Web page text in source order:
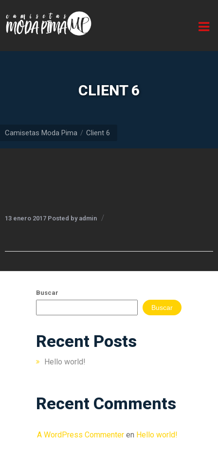
CLIENT 6
Camisetas Moda Pima Client 6
13 enero 2017 Posted by admin
Buscar
Buscar
Recent Posts
Hello world!
Recent Comments
A WordPress Commenter en Hello world!
Inicio
Línea
(Estilo
Contáctanos